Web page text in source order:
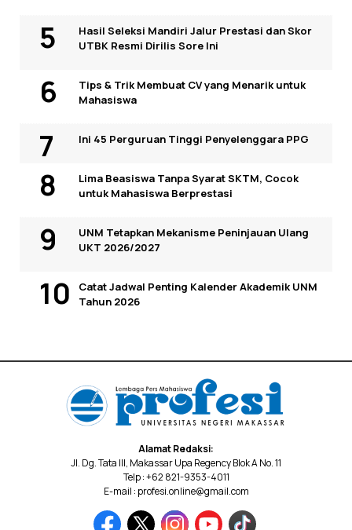
Hasil Seleksi Mandiri Jalur Prestasi dan Skor
UTBK Resmi Dirilis Sore Ini
Tips & Trik Membuat CV yang Menarik untuk
Mahasiswa
Ini 45 Perguruan Tinggi Penyelenggara PPG
Lima Beasiswa Tanpa Syarat SKTM, Cocok
untuk Mahasiswa Berprestasi
UNM Tetapkan Mekanisme Peninjauan Ulang
UKT 2026/2027
Catat Jadwal Penting Kalender Akademik UNM
Tahun 2026
Alamat Redaksi:
Jl. Dg. Tata III, Makassar Upa Regency Blok A No. 11
Telp : +62 821-9353-4011
E-mail : profesi.online@gmail.com